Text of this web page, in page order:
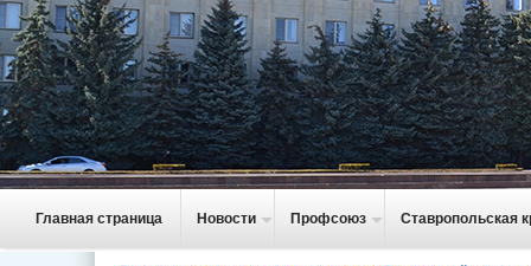
Главная страница Новости Профсоюз Ставропольская